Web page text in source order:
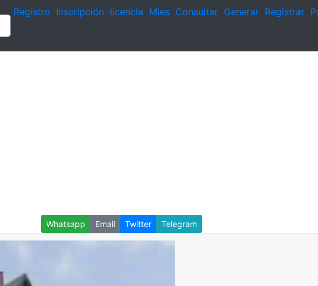
Registro Inscripción licencia Mies Consultar Generar Registrar
Whatsapp Email Twitter Telegram